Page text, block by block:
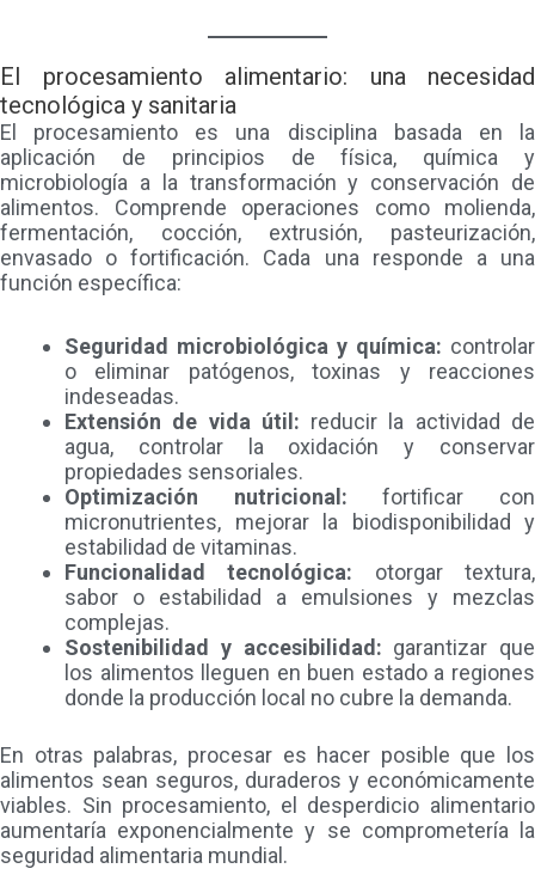
El procesamiento alimentario: una necesidad
tecnológica y sanitaria
El procesamiento es una disciplina basada en la
aplicación de principios de física, química y
microbiología a la transformación y conservación de
alimentos. Comprende operaciones como molienda,
fermentación, cocción, extrusión, pasteurización,
envasado o fortificación. Cada una responde a una
función específica:
Seguridad microbiológica y química: controlar
o eliminar patógenos, toxinas y reacciones
indeseadas.
Extensión de vida útil: reducir la actividad de
agua, controlar la oxidación y conservar
propiedades sensoriales.
Optimización nutricional: fortificar con
micronutrientes, mejorar la biodisponibilidad y
estabilidad de vitaminas.
Funcionalidad tecnológica: otorgar textura,
sabor o estabilidad a emulsiones y mezclas
complejas.
Sostenibilidad y accesibilidad: garantizar que
los alimentos lleguen en buen estado a regiones
donde la producción local no cubre la demanda.
En otras palabras, procesar es hacer posible que los
alimentos sean seguros, duraderos y económicamente
viables. Sin procesamiento, el desperdicio alimentario
aumentaría exponencialmente y se comprometería la
seguridad alimentaria mundial.